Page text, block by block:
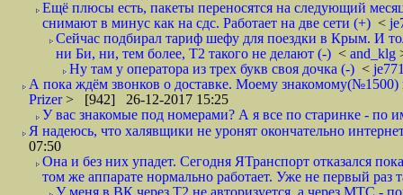
Ещё плюсы есть, пакеты переносятся на следующий
снимают в минус как на сдс. Работает на две сети (+) <
Сейчас подбирал тариф шефу для поездки в Крым. И
ни Би, ни, тем более, Т2 такого не делают (-) < and_klg
Ну там у оператора из трех букв своя дочка (-) <
А пока ждём звонков о доставке. Моему знакомому(№1500)
Prizer> [942] 26-12-2017 15:25
У вас знакомые под номерами? А я все по старинке - по
Я надеюсь, что халявщики не уронят окончательно
07:50
Она и без них упадет. Сегодня ЯТранспорт отказался
том же аппарате нормально работает. Уже не первый раз
У меня в ВК через Т2 не авторизуется, а через МТС -